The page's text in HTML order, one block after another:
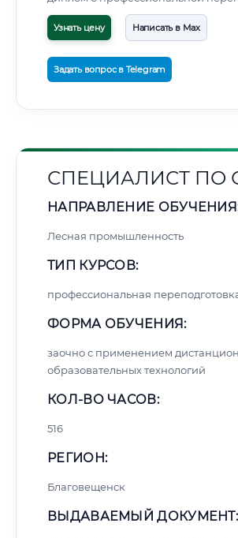
Узнать цену Написать в Max
Задать вопрос в Telegram
СПЕЦИАЛИСТ ПО
НАПРАВЛЕНИЕ
Лесная промышленность
ТИП КУРСОВ:
профессиональная
ФОРМА ОБУЧЕНИЯ:
заочно с применением
образовательных технологий
КОЛ-ВО ЧАСОВ:
516
РЕГИОН:
Благовещенск
ВЫДАВАЕМЫЙ ДОКУМЕНТ: